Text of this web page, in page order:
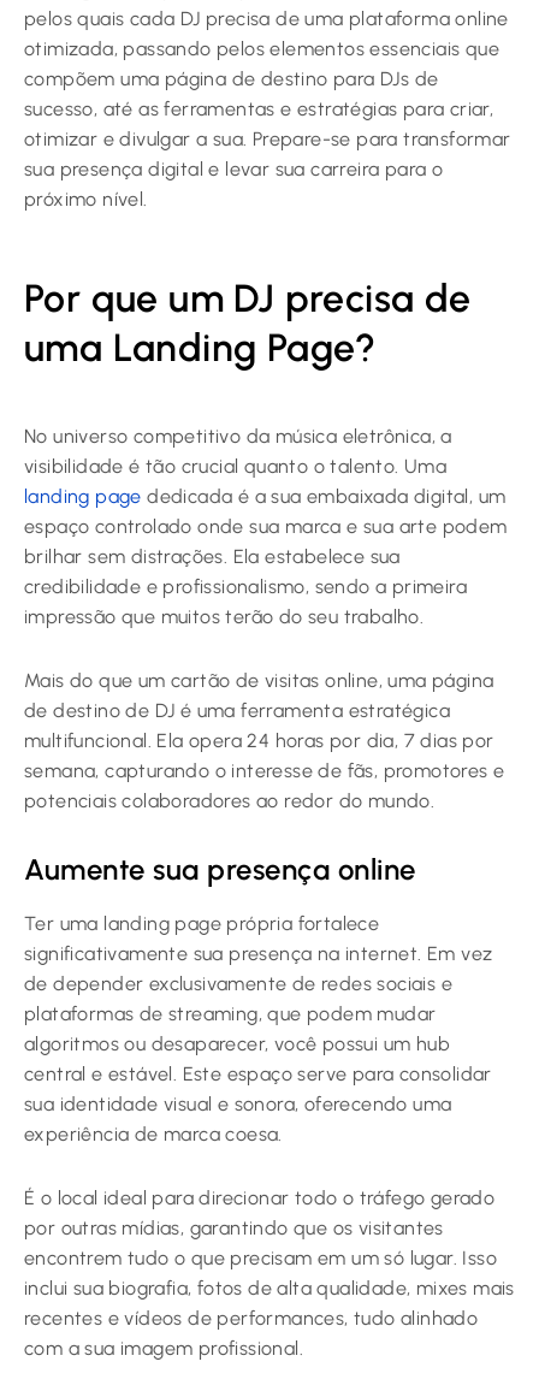
pelos quais cada DJ precisa de uma plataforma online
otimizada, passando pelos elementos essenciais que
compõem uma página de destino para DJs de
sucesso, até as ferramentas e estratégias para criar,
otimizar e divulgar a sua. Prepare-se para transformar
sua presença digital e levar sua carreira para o
próximo nível.
Por que um DJ precisa de
uma Landing Page?
No universo competitivo da música eletrônica, a
visibilidade é tão crucial quanto o talento. Uma
landing page dedicada é a sua embaixada digital, um
espaço controlado onde sua marca e sua arte podem
brilhar sem distrações. Ela estabelece sua
credibilidade e profissionalismo, sendo a primeira
impressão que muitos terão do seu trabalho.
Mais do que um cartão de visitas online, uma página
de destino de DJ é uma ferramenta estratégica
multifuncional. Ela opera 24 horas por dia, 7 dias por
semana, capturando o interesse de fãs, promotores e
potenciais colaboradores ao redor do mundo.
Aumente sua presença online
Ter uma landing page própria fortalece
significativamente sua presença na internet. Em vez
de depender exclusivamente de redes sociais e
plataformas de streaming, que podem mudar
algoritmos ou desaparecer, você possui um hub
central e estável. Este espaço serve para consolidar
sua identidade visual e sonora, oferecendo uma
experiência de marca coesa.
É o local ideal para direcionar todo o tráfego gerado
por outras mídias, garantindo que os visitantes
encontrem tudo o que precisam em um só lugar. Isso
inclui sua biografia, fotos de alta qualidade, mixes mais
recentes e vídeos de performances, tudo alinhado
com a sua imagem profissional.